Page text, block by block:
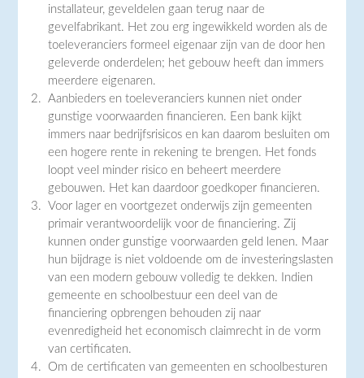
installateur, geveldelen gaan terug naar de
gevelfabrikant. Het zou erg ingewikkeld worden als de
toeleveranciers formeel eigenaar zijn van de door hen
geleverde onderdelen; het gebouw heeft dan immers
meerdere eigenaren.
Aanbieders en toeleveranciers kunnen niet onder
gunstige voorwaarden financieren. Een bank kijkt
immers naar bedrijfsrisicos en kan daarom besluiten om
een hogere rente in rekening te brengen. Het fonds
loopt veel minder risico en beheert meerdere
gebouwen. Het kan daardoor goedkoper financieren.
Voor lager en voortgezet onderwijs zijn gemeenten
primair verantwoordelijk voor de financiering. Zij
kunnen onder gunstige voorwaarden geld lenen. Maar
hun bijdrage is niet voldoende om de investeringslasten
van een modern gebouw volledig te dekken. Indien
gemeente en schoolbestuur een deel van de
financiering opbrengen behouden zij naar
evenredigheid het economisch claimrecht in de vorm
van certificaten.
Om de certificaten van gemeenten en schoolbesturen